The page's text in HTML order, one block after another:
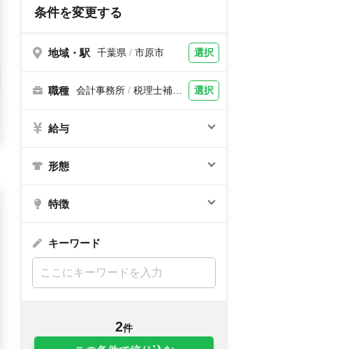
条件を変更する
地域・駅 千葉県/ 市原市 選択
職種 会計事務所/ 税理士補
選択
給与
形態
特徴
キーワード
2件